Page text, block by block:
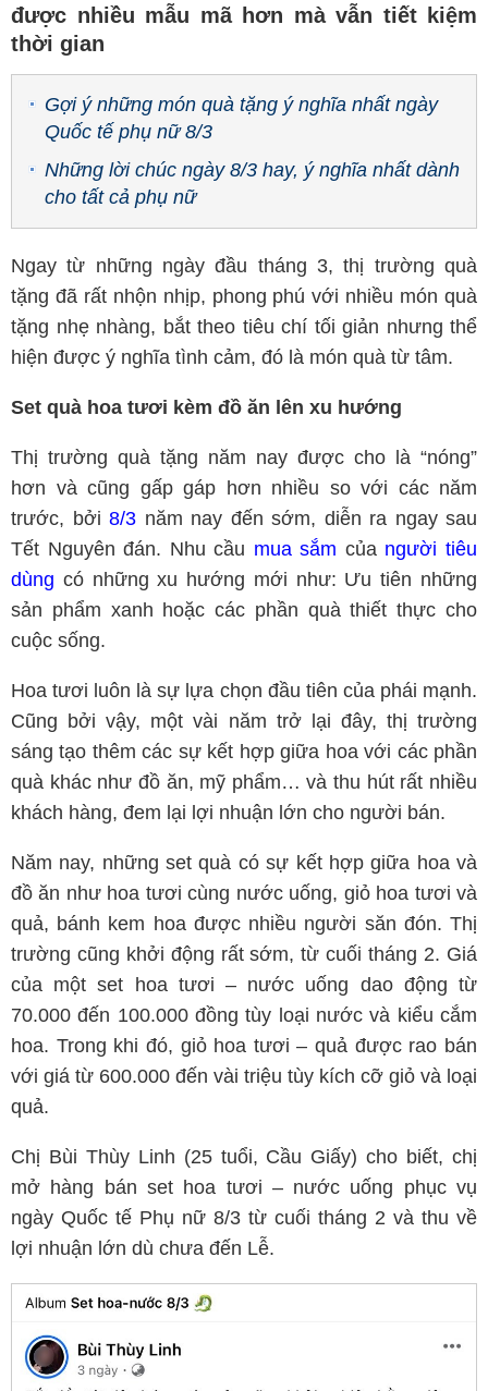
được nhiều mẫu mã hơn mà vẫn tiết kiệm
thời gian
Gợi ý những món quà tặng ý nghĩa nhất ngày
Quốc tế phụ nữ 8/3
Những lời chúc ngày 8/3 hay, ý nghĩa nhất dành
cho tất cả phụ nữ
Ngay từ những ngày đầu tháng 3, thị trường quà
tặng đã rất nhộn nhịp, phong phú với nhiều món quà
tặng nhẹ nhàng, bắt theo tiêu chí tối giản nhưng thể
hiện được ý nghĩa tình cảm, đó là món quà từ tâm.
Set quà hoa tươi kèm đồ ăn lên xu hướng
Thị trường quà tặng năm nay được cho là “nóng”
hơn và cũng gấp gáp hơn nhiều so với các năm
trước, bởi 8/3 năm nay đến sớm, diễn ra ngay sau
Tết Nguyên đán. Nhu cầu mua sắm của người tiêu
dùng có những xu hướng mới như: Ưu tiên những
sản phẩm xanh hoặc các phần quà thiết thực cho
cuộc sống.
Hoa tươi luôn là sự lựa chọn đầu tiên của phái mạnh.
Cũng bởi vậy, một vài năm trở lại đây, thị trường
sáng tạo thêm các sự kết hợp giữa hoa với các phần
quà khác như đồ ăn, mỹ phẩm… và thu hút rất nhiều
khách hàng, đem lại lợi nhuận lớn cho người bán.
Năm nay, những set quà có sự kết hợp giữa hoa và
đồ ăn như hoa tươi cùng nước uống, giỏ hoa tươi và
quả, bánh kem hoa được nhiều người săn đón. Thị
trường cũng khởi động rất sớm, từ cuối tháng 2. Giá
của một set hoa tươi – nước uống dao động từ
70.000 đến 100.000 đồng tùy loại nước và kiểu cắm
hoa. Trong khi đó, giỏ hoa tươi – quả được rao bán
với giá từ 600.000 đến vài triệu tùy kích cỡ giỏ và loại
quả.
Chị Bùi Thùy Linh (25 tuổi, Cầu Giấy) cho biết, chị
mở hàng bán set hoa tươi – nước uống phục vụ
ngày Quốc tế Phụ nữ 8/3 từ cuối tháng 2 và thu về
lợi nhuận lớn dù chưa đến Lễ.